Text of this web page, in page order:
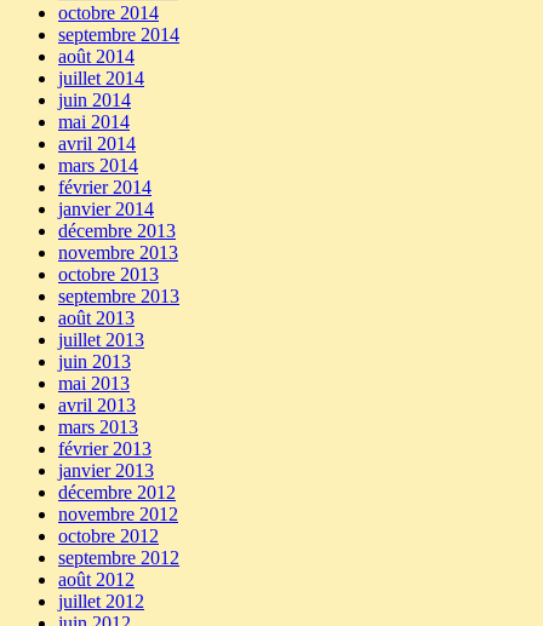
octobre 2014
septembre 2014
août 2014
juillet 2014
juin 2014
mai 2014
avril 2014
mars 2014
février 2014
janvier 2014
décembre 2013
novembre 2013
octobre 2013
septembre 2013
août 2013
juillet 2013
juin 2013
mai 2013
avril 2013
mars 2013
février 2013
janvier 2013
décembre 2012
novembre 2012
octobre 2012
septembre 2012
août 2012
juillet 2012